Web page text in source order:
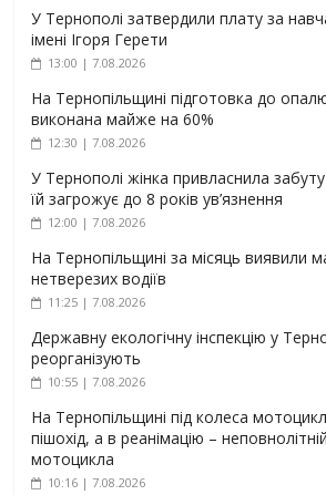
У Тернополі затвердили плату за
імені Ігоря Герети
13:00 | 7.08.2026
На Тернопільщині підготовка до
виконана майже на 60%
12:30 | 7.08.2026
У Тернополі жінка привласнила забуту
їй загрожує до 8 років ув’язнення
12:00 | 7.08.2026
На Тернопільщині за місяць виявили
нетверезих водіїв
11:25 | 7.08.2026
Державну екологічну інспекцію у
реорганізують
10:55 | 7.08.2026
На Тернопільщині під колеса
пішохід, а в реанімацію –
мотоцикла
10:16 | 7.08.2026